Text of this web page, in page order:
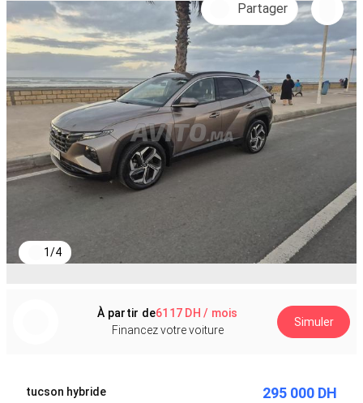
1/4
Partager
À partir de6117 DH / mois
Financez votre voiture
Simuler
tucson hybride 295 000 DH